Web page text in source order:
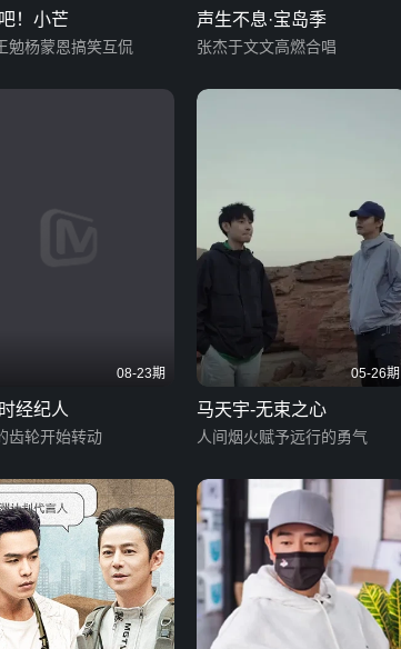
！小芒
勉杨蒙恩搞笑互侃
声生不息·宝岛季
张杰于文文高燃合唱
08-23期
经纪人
齿轮开始转动
05-26期
马天宇-无束之心
人间烟火赋予远行的勇气